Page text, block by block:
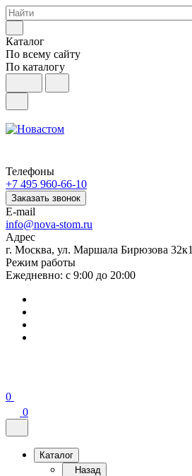
Каталог
По всему сайту
По каталогу
Телефоны
+7 495 960-66-10
Заказать звонок
E-mail
info@nova-stom.ru
Адрес
г. Москва, ул. Маршала Бирюзова 32к1
Режим работы
Ежедневно: с 9:00 до 20:00
0
0
Каталог
Назад